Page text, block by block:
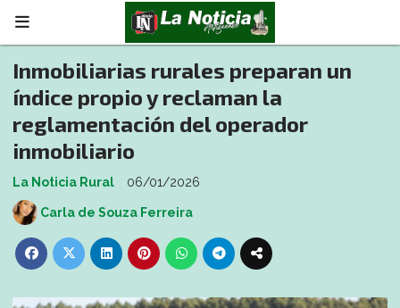
Inmobiliarias rurales preparan un
índice propio y reclaman la
reglamentación del operador
inmobiliario
La Noticia Rural 06/01/2026
Carla de Souza Ferreira